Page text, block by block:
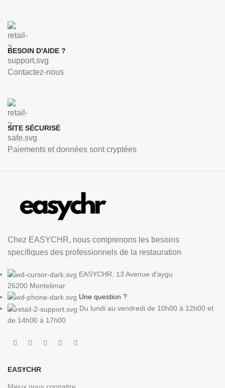
BESOIN D'AIDE ?
Contactez-nous
SITE SÉCURISÉ
Paiements et données sont cryptées
Chez EASYCHR, nous comprenons les besoins
specifiques des professionnels de la restauration
EASYCHR, 13 Avenue d'aygu
26200 Montelimar
Une question ?
Du lundi au vendredi de 10h00 à 12h00 et
de 14h00 à 17h00
EASYCHR
Mieux nous connaitre